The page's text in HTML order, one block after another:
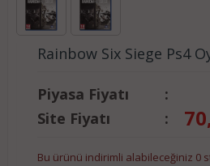
Rainbow Six Siege Ps4
Piyasa Fiyatı
:
Site Fiyatı
:
Bu ürünü indirimli alabileceğiniz 0